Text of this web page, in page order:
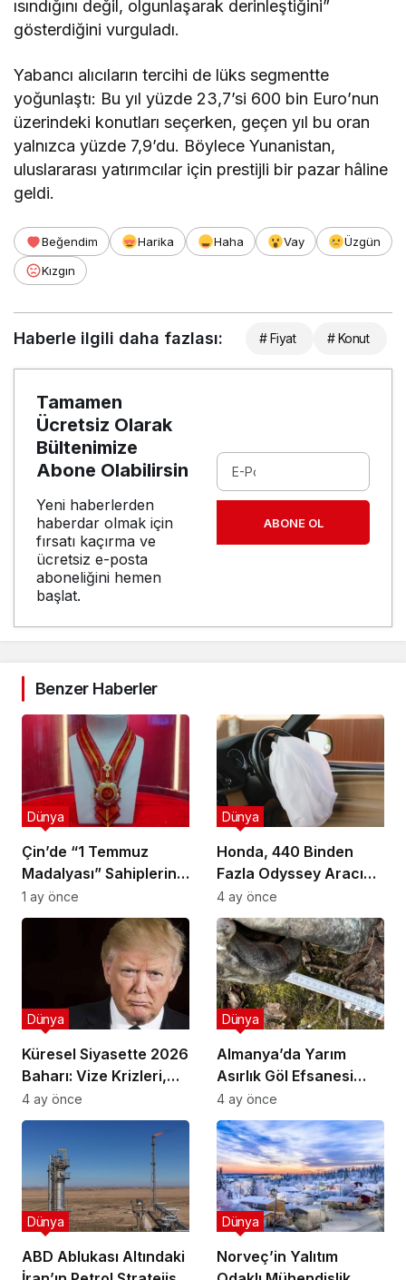
ısındığını değil, olgunlaşarak derinleştiğini”
gösterdiğini vurguladı.
Yabancı alıcıların tercihi de lüks segmentte
yoğunlaştı: Bu yıl yüzde 23,7’si 600 bin Euro’nun
üzerindeki konutları seçerken, geçen yıl bu oran
yalnızca yüzde 7,9’du. Böylece Yunanistan,
uluslararası yatırımcılar için prestijli bir pazar hâline
geldi.
Beğendim Harika Haha Vay
Üzgün
Kızgın
Haberle ilgili daha fazlası: # Fiyat # Konut
Tamamen
Ücretsiz Olarak
Bültenimize
Abone Olabilirsin
Yeni haberlerden
haberdar olmak için
fırsatı kaçırma ve
ücretsiz e-posta
aboneliğini hemen
başlat.
ABONE OL
Benzer Haberler
Çin’de “1 Temmuz
Madalyası” Sahiplerini
Buluyor: Kimler Bu
Onura Layık Görüldü?
Dünya
1 ay önce
Honda, 440 Binden
Fazla Odyssey Aracını
Geri Çağırıyor
Dünya
4 ay önce
Küresel Siyasette 2026
Baharı: Vize Krizleri,
Yeni İttifaklar ve Trump
Tasarısı
Dünya
4 ay önce
Almanya’da Yarım
Asırlık Göl Efsanesi
Gerçek Oldu: 2,60
Metrelik “Canavar”
Ortaya Çıktı
Dünya
4 ay önce
ABD Ablukası Altındaki
Dünya
Norveç’in Yalıtım
Dünya